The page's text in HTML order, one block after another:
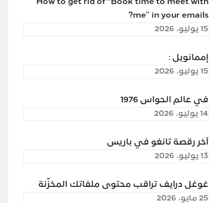
How to get rid of “Book time to meet with
me” in your emails?
15 يوليو، 2026
إممانويل :
15 يوليو، 2026
في عالم الحواس 1976
14 يوليو، 2026
آخر رقصة تانغو في باريس
13 يوليو، 2026
غوغل درايف تراقب محتوى ملفاتك المخزّنة
25 مايو، 2026